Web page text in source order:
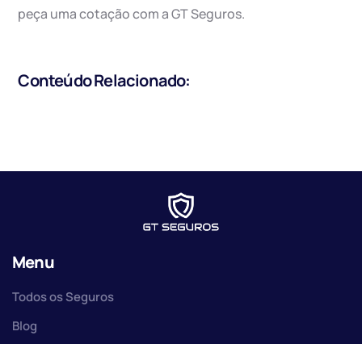
peça uma cotação com a GT Seguros.
Conteúdo Relacionado:
Menu
Todos os Seguros
Blog